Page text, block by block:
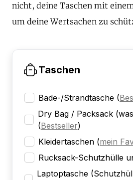
nicht, deine Taschen mit
um deine Wertsachen zu
Taschen
Bade-/Strandtasche (
Dry Bag / Packsack
(Bestseller)
Kleidertaschen (mein
Rucksack-Schutzhülle
Laptoptasche